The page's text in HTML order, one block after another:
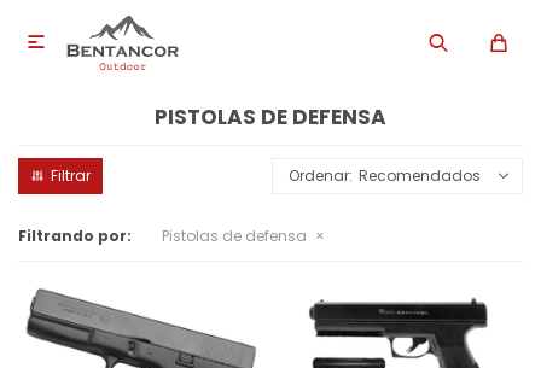

PISTOLAS DE DEFENSA
Recomendados
Filtrando por: Pistolas de defensa